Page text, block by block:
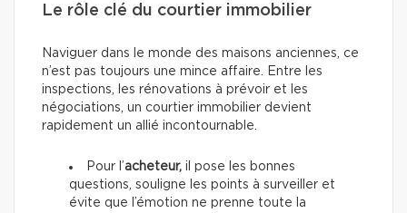
Le rôle clé du courtier immobilier
Naviguer dans le monde des maisons anciennes, ce
n’est pas toujours une mince affaire. Entre les
inspections, les rénovations à prévoir et les
négociations, un courtier immobilier devient
rapidement un allié incontournable.
Pour l’acheteur, il pose les bonnes
questions, souligne les points à surveiller et
évite que l’émotion ne prenne toute la